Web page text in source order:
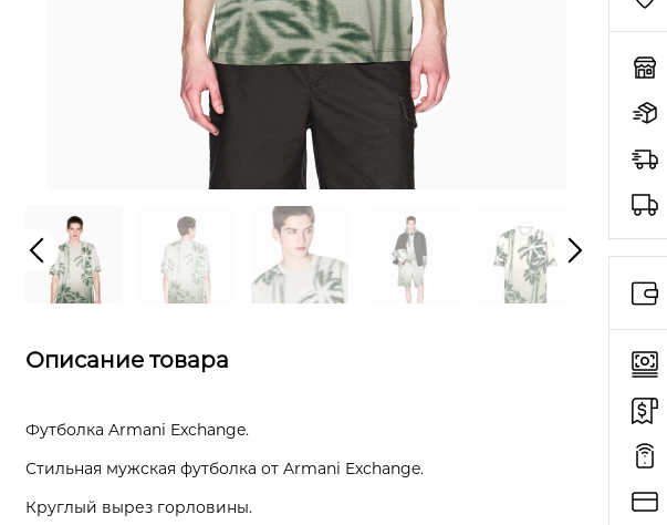
Описание товара
Футболка Armani Exchange.
Стильная мужская футболка от Armani Exchange.
Круглый вырез горловины.